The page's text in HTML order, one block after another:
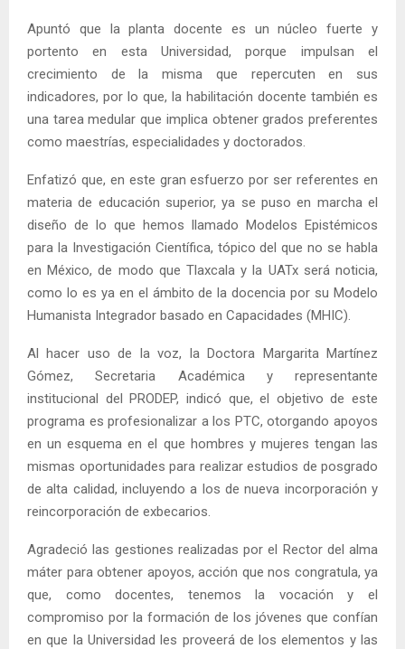
Apuntó que la planta docente es un núcleo fuerte y
portento en esta Universidad, porque impulsan el
crecimiento de la misma que repercuten en sus
indicadores, por lo que, la habilitación docente también es
una tarea medular que implica obtener grados preferentes
como maestrías, especialidades y doctorados.
Enfatizó que, en este gran esfuerzo por ser referentes en
materia de educación superior, ya se puso en marcha el
diseño de lo que hemos llamado Modelos Epistémicos
para la Investigación Científica, tópico del que no se habla
en México, de modo que Tlaxcala y la UATx será noticia,
como lo es ya en el ámbito de la docencia por su Modelo
Humanista Integrador basado en Capacidades (MHIC).
Al hacer uso de la voz, la Doctora Margarita Martínez
Gómez, Secretaria Académica y representante
institucional del PRODEP, indicó que, el objetivo de este
programa es profesionalizar a los PTC, otorgando apoyos
en un esquema en el que hombres y mujeres tengan las
mismas oportunidades para realizar estudios de posgrado
de alta calidad, incluyendo a los de nueva incorporación y
reincorporación de exbecarios.
Agradeció las gestiones realizadas por el Rector del alma
máter para obtener apoyos, acción que nos congratula, ya
que, como docentes, tenemos la vocación y el
compromiso por la formación de los jóvenes que confían
en que la Universidad les proveerá de los elementos y las